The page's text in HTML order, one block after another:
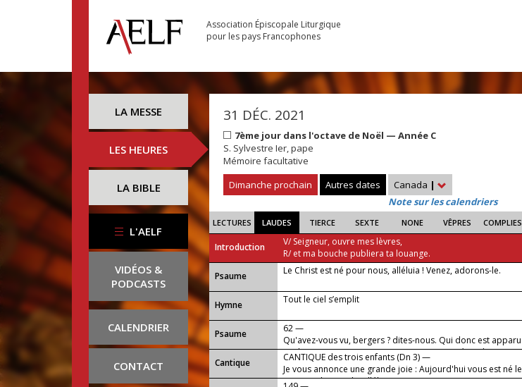
Association Épiscopale Liturgique
pour les pays Francophones
LA MESSE
LES HEURES
LA BIBLE
L'AELF
VIDÉOS &
PODCASTS
CALENDRIER
CONTACT
31 DÉC. 2021
7ème jour dans l'octave de Noël — Année C
S. Sylvestre Ier, pape
Mémoire facultative
Dimanche prochain
Autres dates Canada |
Note sur les calendriers
LECTURES LAUDES TIERCE SEXTE NONE VÊPRES COMPLIES
Introduction
V/ Seigneur, ouvre mes lèvres,
R/ et ma bouche publiera ta louange.
Psaume
Le Christ est né pour nous, alléluia ! Venez, adorons-le.
Hymne Tout le ciel s’emplit
Psaume
62 —
Qu'avez-vous vu, bergers ? dites-nous. Qui donc est apparu
sur la terre ? — Nous avons vu un nouveau-né, et des anges
qui louaient le Seigneur, alléluia.
Cantique
CANTIQUE des trois enfants (Dn 3) —
Je vous annonce une grande joie : Aujourd'hui vous est né le
Sauveur du monde, alléluia.